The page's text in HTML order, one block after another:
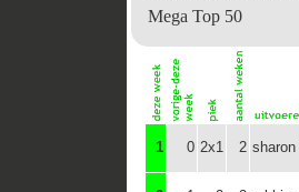
Mega Top 50
1 0 2x1 2